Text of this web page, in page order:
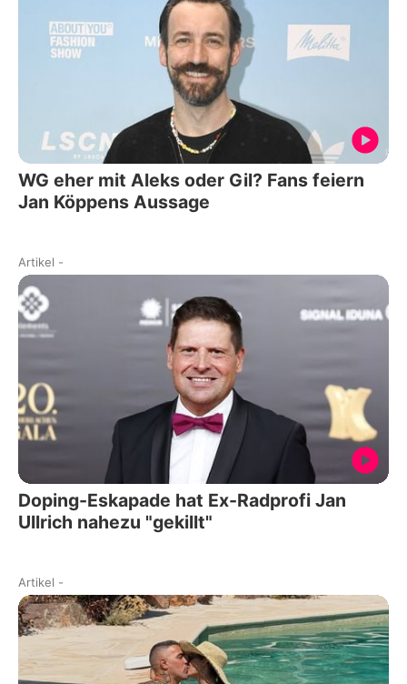
WG eher mit Aleks oder Gil? Fans feiern
Jan Köppens Aussage
Artikel -
Doping-Eskapade hat Ex-Radprofi Jan
Ullrich nahezu "gekillt"
Artikel -